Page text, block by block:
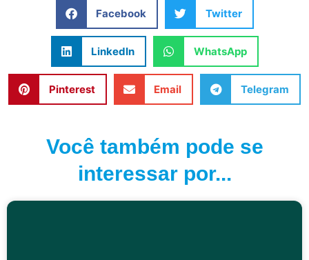
Facebook Twitter
LinkedIn WhatsApp
Pinterest Email Telegram
Você também pode se
interessar por...